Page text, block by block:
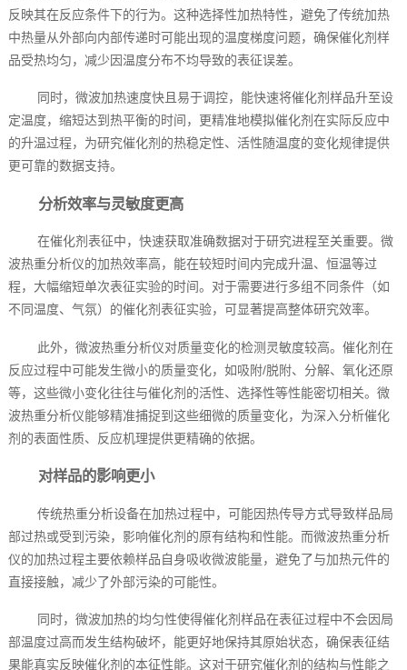
反映其在反应条件下的行为。这种选择性加热特性，避免了传统加热
中热量从外部向内部传递时可能出现的温度梯度问题，确保催化剂样
品受热均匀，减少因温度分布不均导致的表征误差。
同时，微波加热速度快且易于调控，能快速将催化剂样品升至设
定温度，缩短达到热平衡的时间，更精准地模拟催化剂在实际反应中
的升温过程，为研究催化剂的热稳定性、活性随温度的变化规律提供
更可靠的数据支持。
分析效率与灵敏度更高
在催化剂表征中，快速获取准确数据对于研究进程至关重要。微
波热重分析仪的加热效率高，能在较短时间内完成升温、恒温等过
程，大幅缩短单次表征实验的时间。对于需要进行多组不同条件（如
不同温度、气氛）的催化剂表征实验，可显著提高整体研究效率。
此外，微波热重分析仪对质量变化的检测灵敏度较高。催化剂在
反应过程中可能发生微小的质量变化，如吸附/脱附、分解、氧化还原
等，这些微小变化往往与催化剂的活性、选择性等性能密切相关。微
波热重分析仪能够精准捕捉到这些细微的质量变化，为深入分析催化
剂的表面性质、反应机理提供更精确的依据。
对样品的影响更小
传统热重分析设备在加热过程中，可能因热传导方式导致样品局
部过热或受到污染，影响催化剂的原有结构和性能。而微波热重分析
仪的加热过程主要依赖样品自身吸收微波能量，避免了与加热元件的
直接接触，减少了外部污染的可能性。
同时，微波加热的均匀性使得催化剂样品在表征过程中不会因局
部温度过高而发生结构破坏，能更好地保持其原始状态，确保表征结
果能真实反映催化剂的本征性能。这对于研究催化剂的结构与性能之